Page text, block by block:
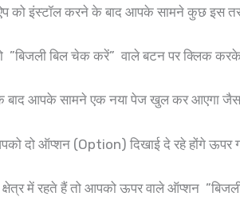
को इंस्टॉल करने के बाद आपके सामने कुछ इस
”बिजली बिल चेक करें” वाले बटन पर क्लिक
बाद आपके सामने एक नया पेज खुल कर आएगा
दो ऑप्शन (Option) दिखाई दे रहे होंगे ऊपर
क्षेत्र में रहते हैं तो आपको ऊपर वाले ऑप्शन